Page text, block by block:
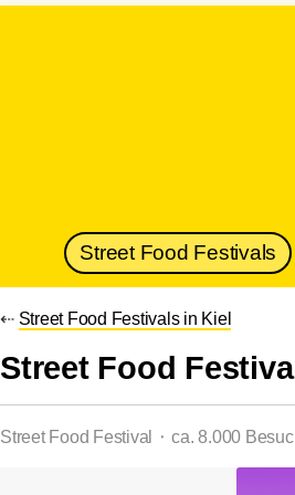
Street Food Festivals
⇠ Street Food Festivals in Kiel
Street Food
Street Food Festival ⬝ ca. 8.000